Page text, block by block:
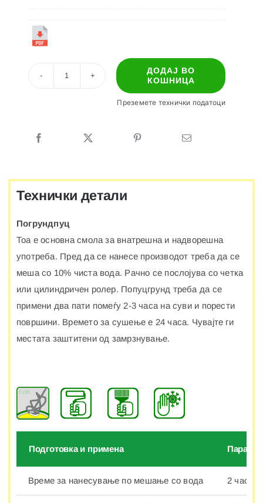
ПОГРУНДПУЦ
ДОДАЈ ВО
КОШНИЦА
Преземете технички податоци
Технички детали
Погрундпуц
Тоа е основна смола за внатрешна и надворешна
употреба. Пред да се нанесе производот треба да се
меша со 10% чиста вода. Рачно се послојува со четка
или цилиндричен ролер. Попуцгрунд треба да се
примени два пати помеѓу 2-3 часа на суви и порести
површини. Времето за сушење е 24 часа. Чувајте ги
местата заштитени од замрзнување.
Подготовка и примена
Време за нанесување по мешање со вода 2 часот.